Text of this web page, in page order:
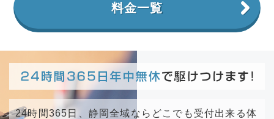
料金一覧
24時間365日、静岡全域ならどこでも受付出来る体